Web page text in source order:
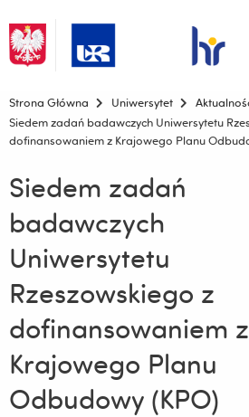
Menu - górna belka
Strona Główna Uniwersytet
Siedem zadań badawczych Uniwersytetu
dofinansowaniem z Krajowego Planu
Siedem zadań
badawczych
Uniwersytetu
Rzeszowskiego z
dofinansowaniem z
Krajowego Planu
Odbudowy (KPO)